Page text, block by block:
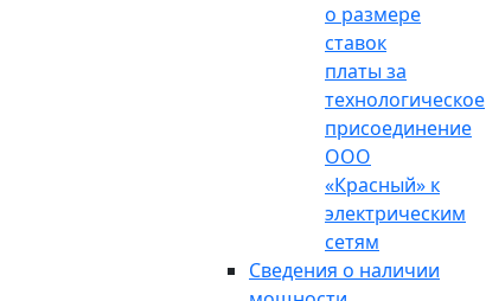
о размере
ставок
платы за
технологическое
присоединение
ООО
«Красный» к
электрическим
сетям
Сведения о наличии